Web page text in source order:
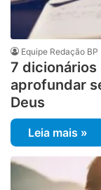
Equipe Redação BP
7
aprofundar
Deus
Leia mais »